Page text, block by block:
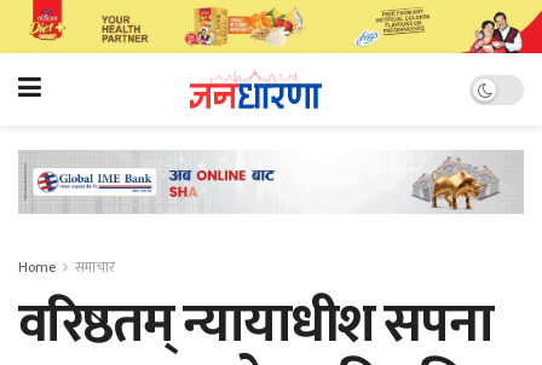
Home समाचार
वरिष्ठतम् न्यायाधीश सपना